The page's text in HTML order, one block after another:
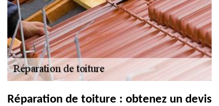
Réparation de toiture : obtenez un devis